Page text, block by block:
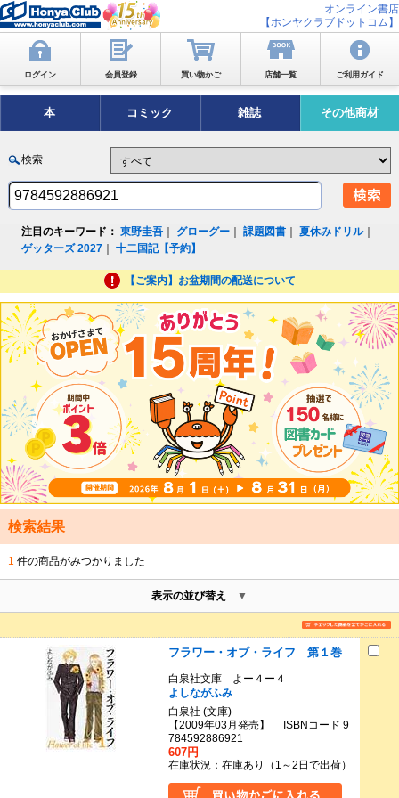
オンライン書店
【ホンヤクラブドットコム】
ログイン 会員登録 買い物かご 店舗一覧 ご利用ガイド
本 コミック 雑誌 その他商材
検索
注目のキーワード： 東野圭吾 グローグー ｜課題図書 ｜夏休みドリル｜
ゲッターズ 2027 ｜十二国記【予約】
【ご案内】お盆期間の配送について
検索結果
1 件の商品がみつかりました
表示の並び替え
フラワー・オブ・ライフ 第１巻
白泉社文庫 よー４ー４
よしながふみ
白泉社 (文庫)
【2009年03月発売】 ISBNコード 9
784592886921
607円
在庫状況：在庫あり（1～2日で出荷）